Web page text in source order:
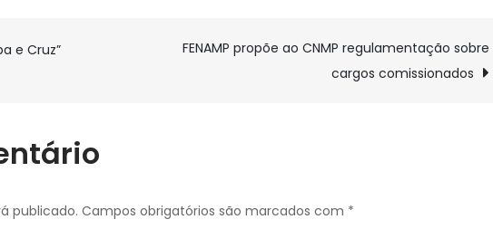
e Cruz”
FENAMP propõe ao CNMP regulamentação sobre
cargos comissionados
publicado. Campos obrigatórios são marcados com *